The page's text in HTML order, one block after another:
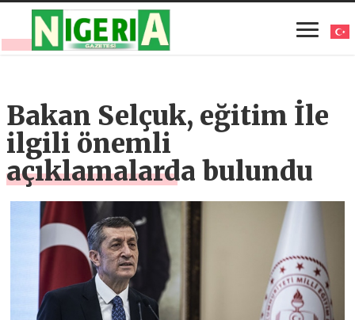
Bakan Selçuk, eğitim İle
ilgili önemli
açıklamalarda bulundu